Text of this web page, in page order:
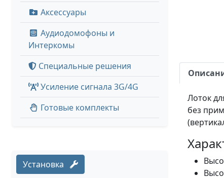
Аксессуары
Аудиодомофоны и
Интеркомы
Специальные решения
Усиление сигнала 3G/4G
Готовые комплекты
Установка
Лоток
без